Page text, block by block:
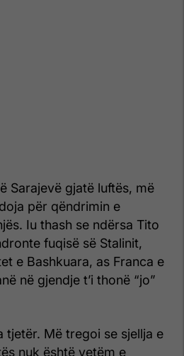
Sarajevë gjatë luftës, më
për qëndrimin e
Iu thash se ndërsa Tito
fuqisë së Stalinit,
e Bashkuara, as Franca e
në gjendje t’i thonë “jo”
tjetër. Më tregoi se sjellja e
nuk është vetëm e